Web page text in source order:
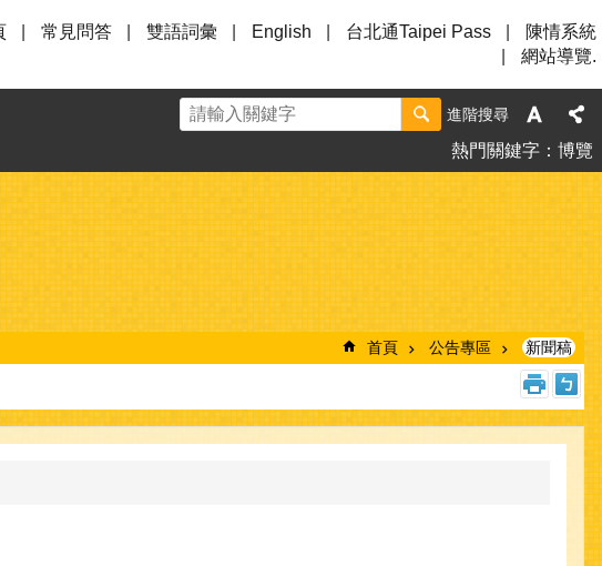
常見問答 雙語詞彙 English 台北通Taipei Pass
陳情系統
網站導覽.
進階搜尋
熱門關鍵字 博覽
首頁 公告專區 新聞稿